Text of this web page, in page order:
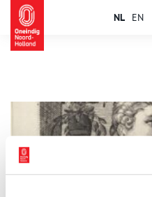
NL EN